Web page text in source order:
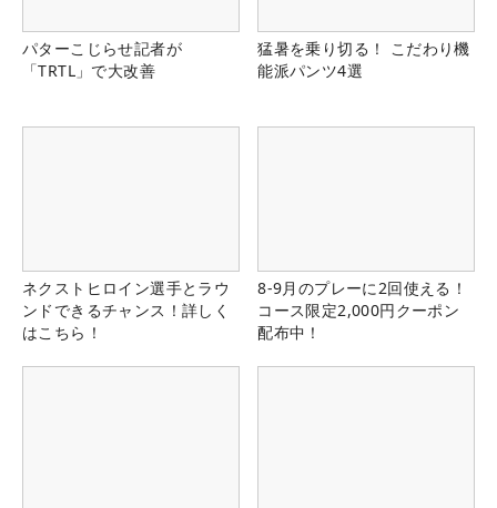
パターこじらせ記者が
「TRTL」で大改善
猛暑を乗り切る！ こだわり機
能派パンツ4選
ネクストヒロイン選手とラウ
ンドできるチャンス！詳しく
はこちら！
8-9月のプレーに2回使える！
コース限定2,000円クーポン
配布中！